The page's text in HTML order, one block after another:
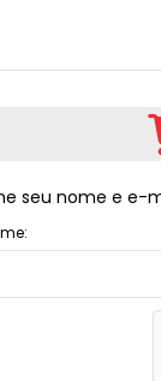
seu nome e e-